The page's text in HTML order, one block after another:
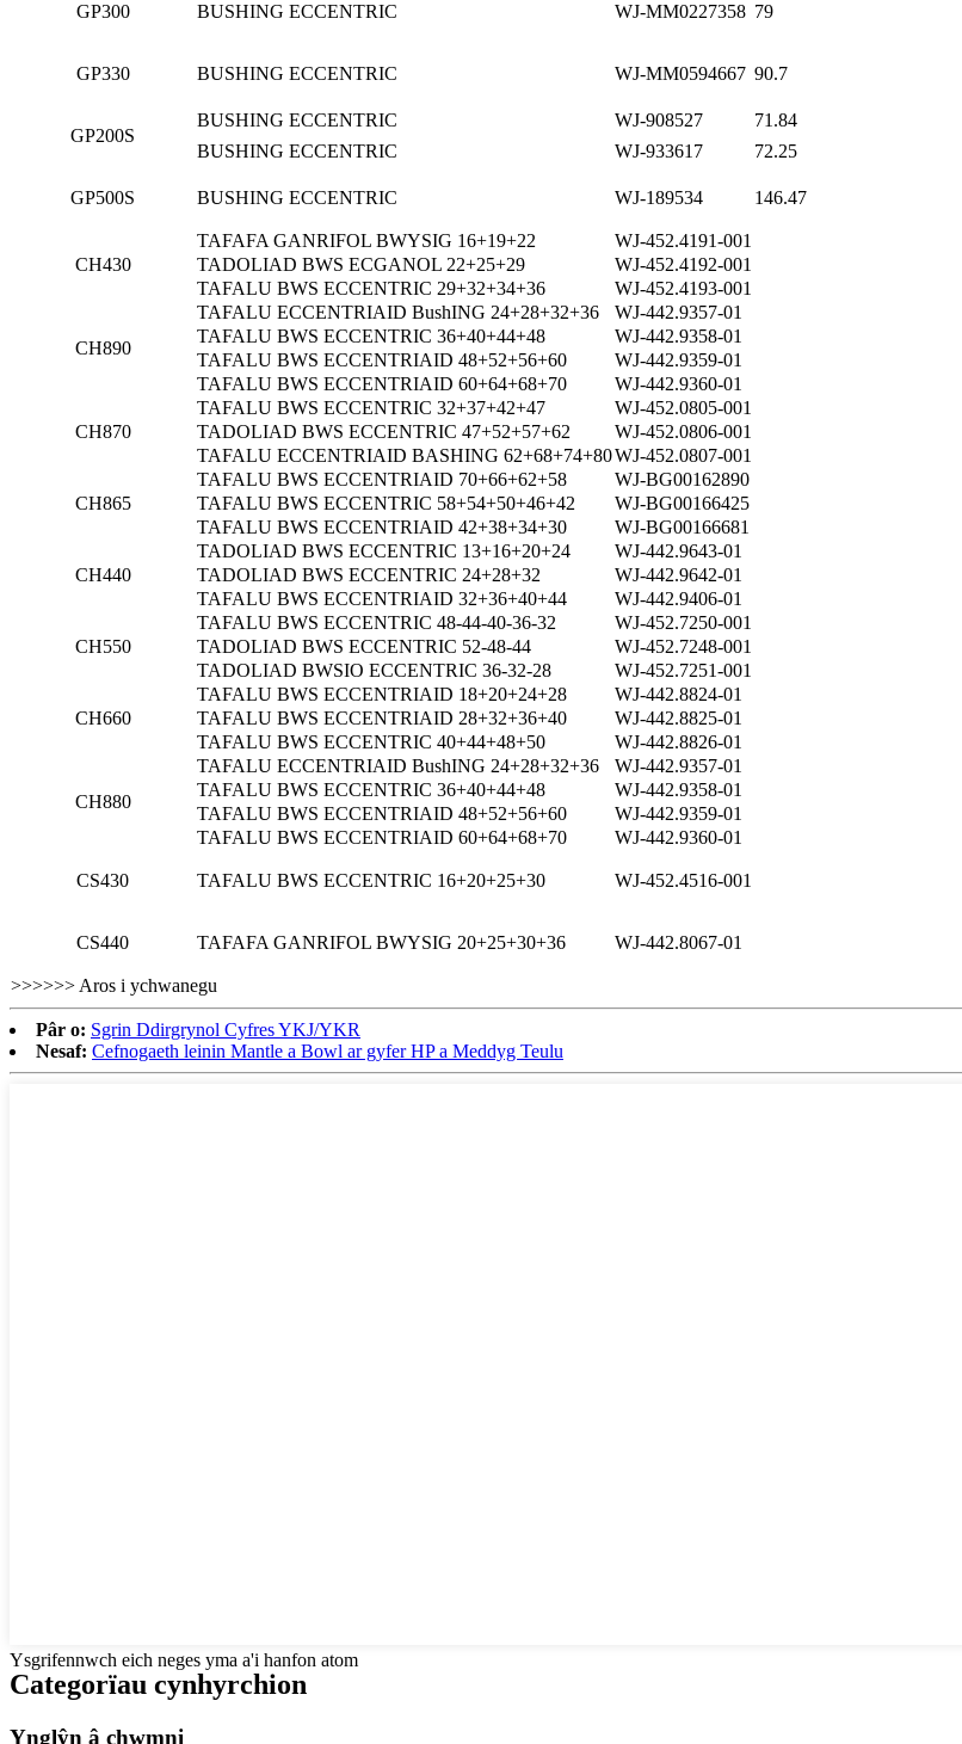
GP300 BUSHING ECCENTRIC WJ-MM0227358 79
GP330 BUSHING ECCENTRIC WJ-MM0594667 90.7
GP200S
BUSHING ECCENTRIC WJ-908527
71.84
BUSHING ECCENTRIC
WJ-933617 72.25
GP500S BUSHING ECCENTRIC WJ-189534 146.47
CH430
TAFAFA GANRIFOL BWYSIG 16+19+22
WJ-452.4191-001
TADOLIAD BWS ECGANOL 22+25+29
WJ-452.4192-001
TAFALU BWS ECCENTRIC 29+32+34+36
WJ-452.4193-001
CH890
TAFALU ECCENTRIAID BushING 24+28+32+36
WJ-442.9357-01
TAFALU BWS ECCENTRIC 36+40+44+48
WJ-442.9358-01
TAFALU BWS ECCENTRIAID 48+52+56+60
WJ-442.9359-01
TAFALU BWS ECCENTRIAID 60+64+68+70
WJ-442.9360-01
CH870
TAFALU BWS ECCENTRIC 32+37+42+47
WJ-452.0805-001
TADOLIAD BWS ECCENTRIC 47+52+57+62
WJ-452.0806-001
TAFALU ECCENTRIAID BASHING 62+68+74+80WJ-452.0807-001
CH865
TAFALU BWS ECCENTRIAID 70+66+62+58
WJ-BG00162890
TAFALU BWS ECCENTRIC 58+54+50+46+42
WJ-BG00166425
TAFALU BWS ECCENTRIAID 42+38+34+30
WJ-BG00166681
CH440
TADOLIAD BWS ECCENTRIC 13+16+20+24
WJ-442.9643-01
TADOLIAD BWS ECCENTRIC 24+28+32
WJ-442.9642-01
TAFALU BWS ECCENTRIAID 32+36+40+44
WJ-442.9406-01
CH550
TAFALU BWS ECCENTRIC 48-44-40-36-32
WJ-452.7250-001
TADOLIAD BWS ECCENTRIC 52-48-44
WJ-452.7248-001
TADOLIAD BWSIO ECCENTRIC 36-32-28
WJ-452.7251-001
CH660
TAFALU BWS ECCENTRIAID 18+20+24+28
WJ-442.8824-01
TAFALU BWS ECCENTRIAID 28+32+36+40
WJ-442.8825-01
TAFALU BWS ECCENTRIC 40+44+48+50
WJ-442.8826-01
CH880
TAFALU ECCENTRIAID BushING 24+28+32+36
WJ-442.9357-01
TAFALU BWS ECCENTRIC 36+40+44+48
WJ-442.9358-01
TAFALU BWS ECCENTRIAID 48+52+56+60
WJ-442.9359-01
TAFALU BWS ECCENTRIAID 60+64+68+70
WJ-442.9360-01
CS430 TAFALU BWS ECCENTRIC 16+20+25+30 WJ-452.4516-001
CS440 TAFAFA GANRIFOL BWYSIG 20+25+30+36 WJ-442.8067-01
>>>>>> Aros i ychwanegu
Pâr o: Sgrin Ddirgrynol Cyfres YKJ/YKR
Nesaf: Cefnogaeth leinin Mantle a Bowl ar gyfer HP a Meddyg Teulu
Ysgrifennwch eich neges yma a'i hanfon atom
Categorïau cynhyrchion
Ynglŷn â chwmni